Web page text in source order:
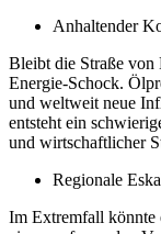
Anhaltender
Bleibt die Straße von
Energie-Schock.
und weltweit neue
entsteht ein
und wirtschaftlicher
Regionale
Im Extremfall könnte